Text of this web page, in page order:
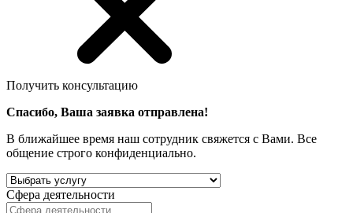
Получить консультацию
Спасибо, Ваша заявка отправлена!
В ближайшее время наш сотрудник свяжется с Вами. Все
общение строго конфиденциально.
Сфера деятельности